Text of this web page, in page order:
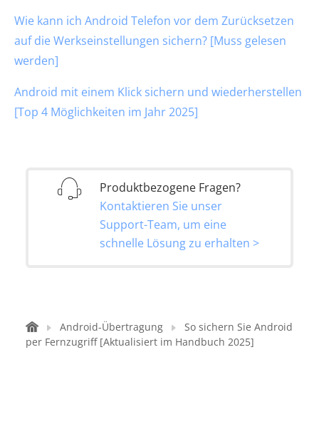
Wie kann ich Android Telefon vor dem Zurücksetzen
auf die Werkseinstellungen sichern? [Muss gelesen
werden]
Android mit einem Klick sichern und wiederherstellen
[Top 4 Möglichkeiten im Jahr 2025]
Produktbezogene Fragen?
Kontaktieren Sie unser
Support-Team, um eine
schnelle Lösung zu erhalten >
Android-Übertragung
So sichern Sie Android
per Fernzugriff [Aktualisiert im Handbuch 2025]